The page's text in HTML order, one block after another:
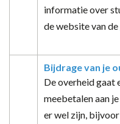
informatie over
de website van de
Bijdrage van je
De overheid gaat
meebetalen aan
er wel zijn,